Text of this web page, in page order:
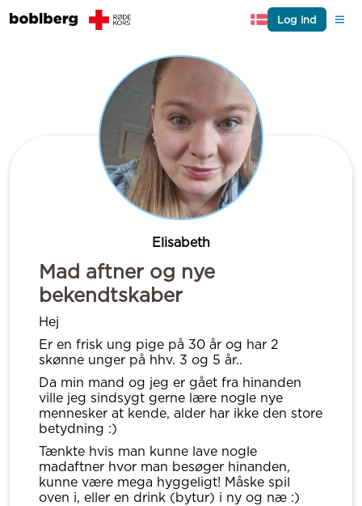
Log ind
Elisabeth
Mad aftner og nye
bekendtskaber
Hej
Er en frisk ung pige på 30 år og har 2
skønne unger på hhv. 3 og 5 år..
Da min mand og jeg er gået fra hinanden
ville jeg sindsygt gerne lære nogle nye
mennesker at kende, alder har ikke den store
betydning :)
Tænkte hvis man kunne lave nogle
madaftner hvor man besøger hinanden,
kunne være mega hyggeligt! Måske spil
oven i, eller en drink (bytur) i ny og næ :)